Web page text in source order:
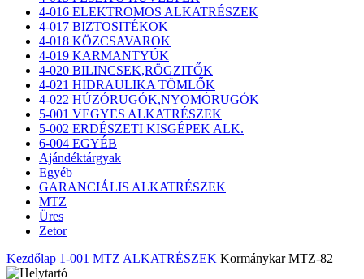
4-016 ELEKTROMOS ALKATRÉSZEK
4-017 BIZTOSITÉKOK
4-018 KÖZCSAVAROK
4-019 KARMANTYÚK
4-020 BILINCSEK,RÖGZITŐK
4-021 HIDRAULIKA TÖMLŐK
4-022 HÚZÓRUGÓK,NYOMÓRUGÓK
5-001 VEGYES ALKATRÉSZEK
5-002 ERDÉSZETI KISGÉPEK ALK.
6-004 EGYÉB
Ajándéktárgyak
Egyéb
GARANCIÁLIS ALKATRÉSZEK
MTZ
Üres
Zetor
Kezdőlap 1-001 MTZ ALKATRÉSZEK Kormánykar MTZ-82